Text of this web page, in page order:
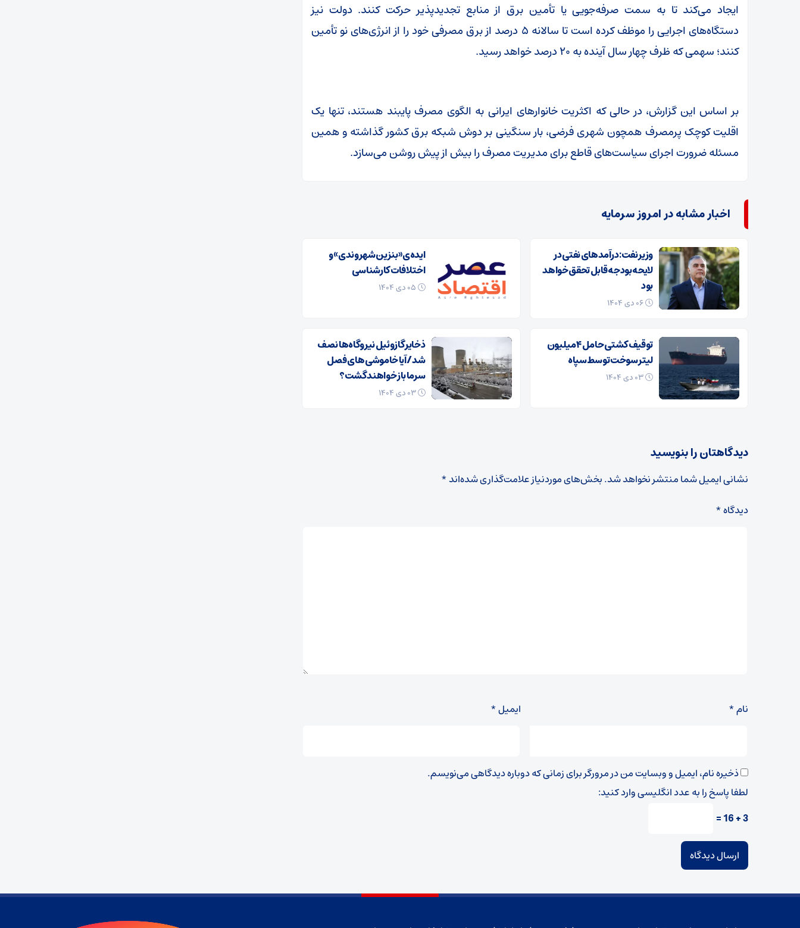
ایجاد می‌کند تا به سمت صرفه‌جویی یا تأمین برق از منابع تجدیدپذیر حرکت کنند. دولت نیز
دستگاه‌های اجرایی را موظف کرده است تا سالانه ۵ درصد از برق مصرفی خود را از انرژی‌های نو تأمین
کنند؛ سهمی که ظرف چهار سال آینده به ۲۰ درصد خواهد رسید.
بر اساس این گزارش، در حالی که اکثریت خانوارهای ایرانی به الگوی مصرف پایبند هستند، تنها یک
اقلیت کوچک پرمصرف همچون شهری فرضی، بار سنگینی بر دوش شبکه برق کشور گذاشته و همین
مسئله ضرورت اجرای سیاست‌های قاطع برای مدیریت مصرف را بیش از پیش روشن می‌سازد.
اخبار مشابه در امروز سرمایه
وزیر نفت: درآمدهای نفتی در
لایحه بودجه قابل تحقق خواهد
بود
ایده‌ی «بنزین شهروندی» و
اختلافات کارشناسی
توقیف کشتی حامل ۴ میلیون
لیتر سوخت توسط سپاه
ذخایر گازوئیل نیروگاه‌ها نصف
شد/ آیا خاموشی های فصل
سرما باز خواهند گشت؟
۰۳ دی ۱۴۰۴
دیدگاهتان را بنویسید
نشانی ایمیل شما منتشر نخواهد شد.بخش‌های موردنیاز علامت‌گذاری شده‌اند*
دیدگاه*
نام* ایمیل*
ذخیره نام، ایمیل و وبسایت من در مرورگر برای زمانی که دوباره دیدگاهی می‌نویسم.
لطفا پاسخ را به عدد انگلیسی وارد کنید:
3 + 16 =